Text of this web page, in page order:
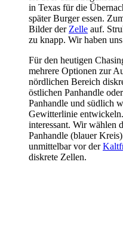
in Texas für die
später Burger essen.
Bilder der Zelle auf.
zu knapp. Wir haben
Für den heutigen
mehrere Optionen zur
nördlichen Bereich
östlichen Panhandle
Panhandle und südlich
Gewitterlinie
interessant. Wir wählen
Panhandle (blauer
unmittelbar vor der
diskrete Zellen.